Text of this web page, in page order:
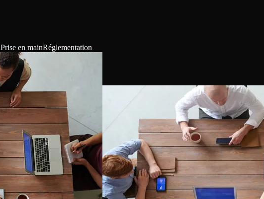
Prise en mainRéglementation